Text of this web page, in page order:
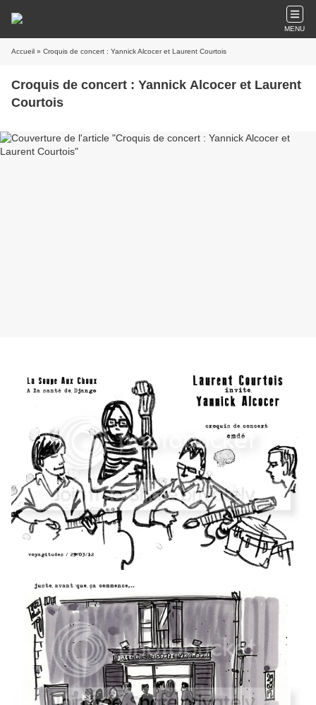
MENU
Accueil » Croquis de concert : Yannick Alcocer et Laurent Courtois
Croquis de concert : Yannick Alcocer et Laurent
Courtois